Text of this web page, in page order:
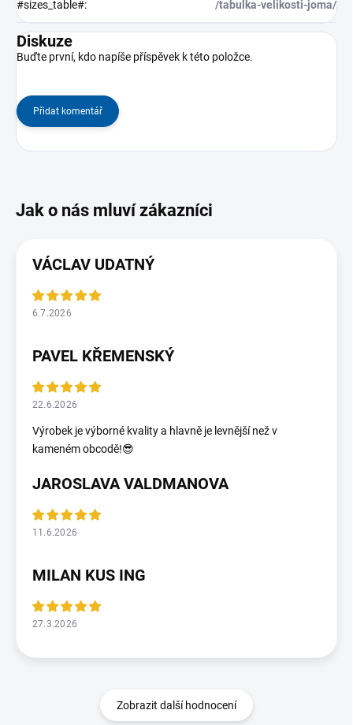
#sizes_table#: /tabulka-velikosti-joma/
Diskuze
Buďte první, kdo napíše příspěvek k této položce.
Přidat komentář
VÁCLAV UDATNÝ
6.7.2026
PAVEL KŘEMENSKÝ
22.6.2026
Výrobek je výborné kvality a hlavně je levnější než v
kameném obcodě!😎
JAROSLAVA VALDMANOVA
11.6.2026
MILAN KUS ING
27.3.2026
Zobrazit další hodnocení